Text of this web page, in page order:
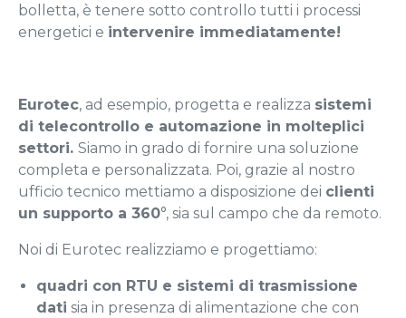
bolletta, è tenere sotto controllo tutti i processi
energetici e intervenire immediatamente!
Eurotec, ad esempio, progetta e realizza sistemi
di telecontrollo e automazione in molteplici
settori. Siamo in grado di fornire una soluzione
completa e personalizzata. Poi, grazie al nostro
ufficio tecnico mettiamo a disposizione dei clienti
un supporto a 360°, sia sul campo che da remoto.
Noi di Eurotec realizziamo e progettiamo:
quadri con RTU e sistemi di trasmissione
dati sia in presenza di alimentazione che con